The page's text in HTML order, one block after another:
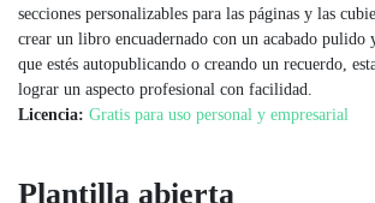
secciones personalizables para las páginas y las
crear un libro encuadernado con un acabado pulido
que estés autopublicando o creando un recuerdo,
lograr un aspecto profesional con facilidad.
Licencia: Gratis para uso personal y empresarial
Plantilla abierta